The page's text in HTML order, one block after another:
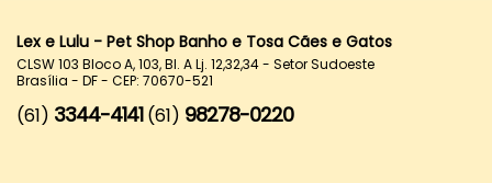
Lex e Lulu - Pet Shop Banho e Tosa Cães e Gatos
CLSW 103 Bloco A, 103, Bl. A Lj. 12,32,34 - Setor Sudoeste
Brasília - DF - CEP: 70670-521
(61) 3344-4141 (61) 98278-0220